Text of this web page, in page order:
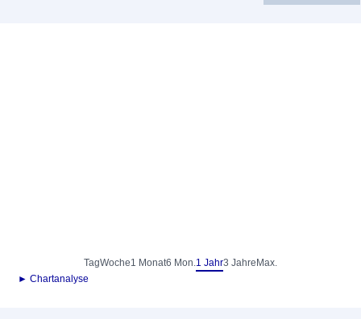
TagWoche1 Monat6 Mon.1 Jahr3 Jahre Max.
► Chartanalyse